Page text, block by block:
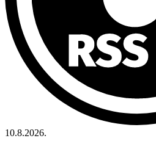
10.8.2026.